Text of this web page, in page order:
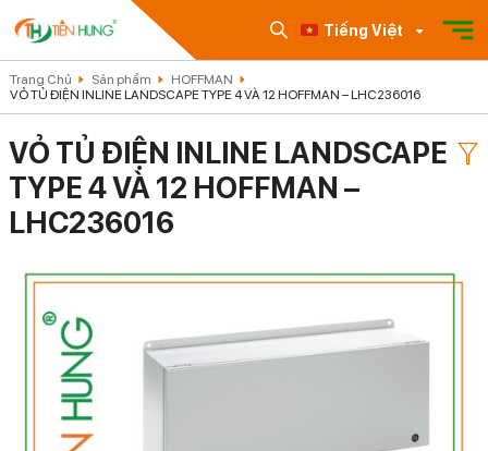
Tiếng Việt
Trang Chủ Sản phẩm
HOFFMAN
VỎ TỦ ĐIỆN INLINE LANDSCAPE TYPE 4 VÀ 12 HOFFMAN – LHC236016
VỎ TỦ ĐIỆN INLINE LANDSCAPE
TYPE 4 VÀ 12 HOFFMAN –
LHC236016